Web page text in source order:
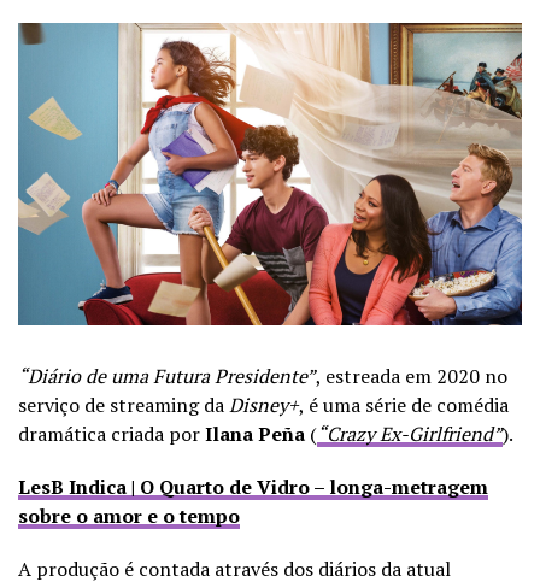
“Diário de uma Futura Presidente”, estreada em 2020 no
serviço de streaming daDisney+, é uma série de comédia
dramática criada porIlana Peña (“Crazy Ex-Girlfriend”).
LesB Indica | O Quarto de Vidro – longa-metragem
sobre o amor e o tempo
A produção é contada através dos diários da atual